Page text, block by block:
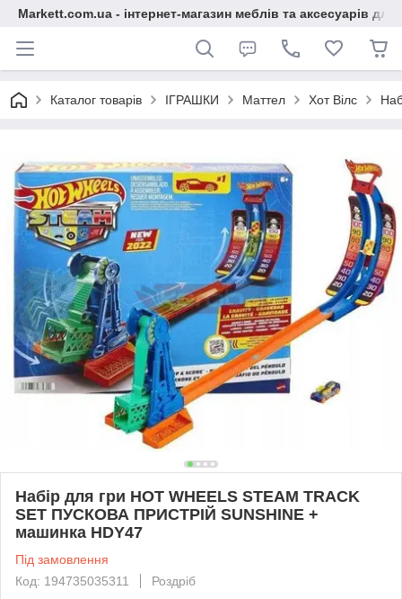
Markett.com.ua - інтернет-магазин меблів та аксесуарів для
Каталог товарів ІГРАШКИ Маттел Хот Вілс
Набір для гри HOT WHEELS STEAM TRACK
SET ПУСКОВА ПРИСТРІЙ SUNSHINE +
машинка HDY47
Під замовлення
Код: 194735035311
Роздріб